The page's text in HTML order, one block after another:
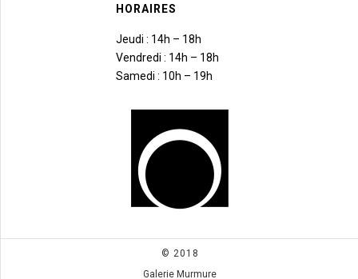
HORAIRES
Jeudi : 14h – 18h
Vendredi : 14h – 18h
Samedi : 10h – 19h
© 2018
Galerie Murmure